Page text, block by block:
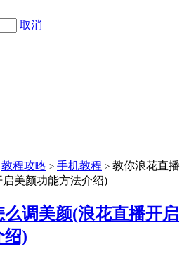
取消
教程攻略 > 手机教程 > 教你浪花直播
美颜功能方法介绍)
调美颜(浪花直播开启
绍)